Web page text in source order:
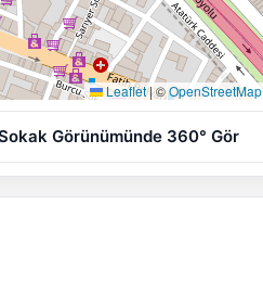
Leaflet|©OpenStreetMap
Görünümünde 360° Gör